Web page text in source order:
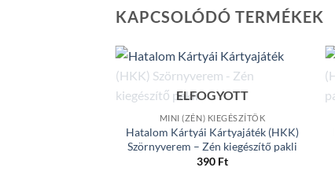
KAPCSOLÓDÓ TERMÉKEK
ELFOGYOTT
MINI (ZÉN) KIEGÉSZÍTŐK
Hatalom Kártyái Kártyajáték (HKK)
Szörnyverem – Zén kiegészítő pakli
390 Ft